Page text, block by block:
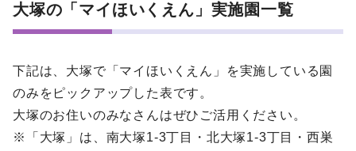
大塚の「マイほいくえん」実施園一覧
下記は、大塚で「マイほいくえん」を実施している園
のみをピックアップした表です。
大塚のお住いのみなさんはぜひご活用ください。
※「大塚」は、南大塚1-3丁目・北大塚1-3丁目・西巣